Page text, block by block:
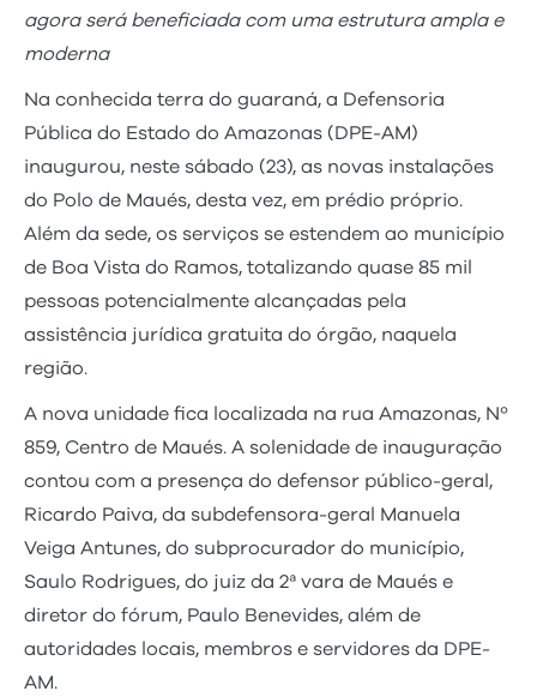
agora será beneficiada com uma estrutura ampla e
moderna
Na conhecida terra do guaraná, a Defensoria
Pública do Estado do Amazonas (DPE-AM)
inaugurou, neste sábado (23), as novas instalações
do Polo de Maués, desta vez, em prédio próprio.
Além da sede, os serviços se estendem ao município
de Boa Vista do Ramos, totalizando quase 85 mil
pessoas potencialmente alcançadas pela
assistência jurídica gratuita do órgão, naquela
região.
A nova unidade fica localizada na rua Amazonas, Nº
859, Centro de Maués. A solenidade de inauguração
contou com a presença do defensor público-geral,
Ricardo Paiva, da subdefensora-geral Manuela
Veiga Antunes, do subprocurador do município,
Saulo Rodrigues, do juiz da 2ª vara de Maués e
diretor do fórum, Paulo Benevides, além de
autoridades locais, membros e servidores da DPE-
AM.